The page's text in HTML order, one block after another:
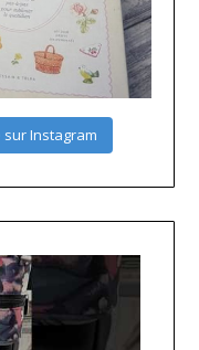
sur Instagram